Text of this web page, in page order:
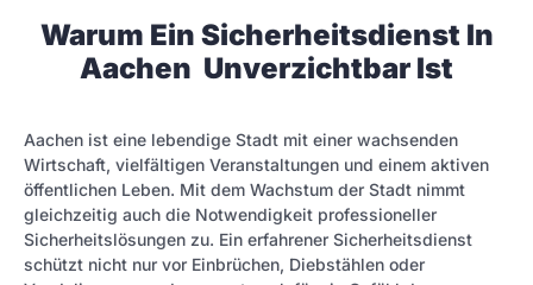
Warum Ein Sicherheitsdienst In
Aachen Unverzichtbar Ist
Aachen ist eine lebendige Stadt mit einer wachsenden
Wirtschaft, vielfältigen Veranstaltungen und einem aktiven
öffentlichen Leben. Mit dem Wachstum der Stadt nimmt
gleichzeitig auch die Notwendigkeit professioneller
Sicherheitslösungen zu. Ein erfahrener Sicherheitsdienst
schützt nicht nur vor Einbrüchen, Diebstählen oder